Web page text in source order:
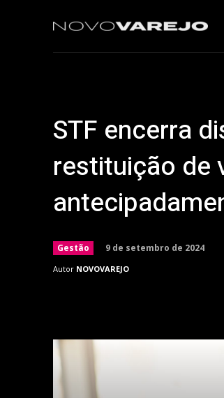
STF encerra
restituição de
Gestão 9 de setembro de 2024
Autor NOVOVAREJO